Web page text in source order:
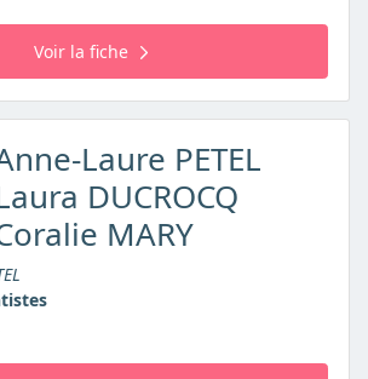
Voir la fiche
Laure PETEL
DUCROCQ
MARY